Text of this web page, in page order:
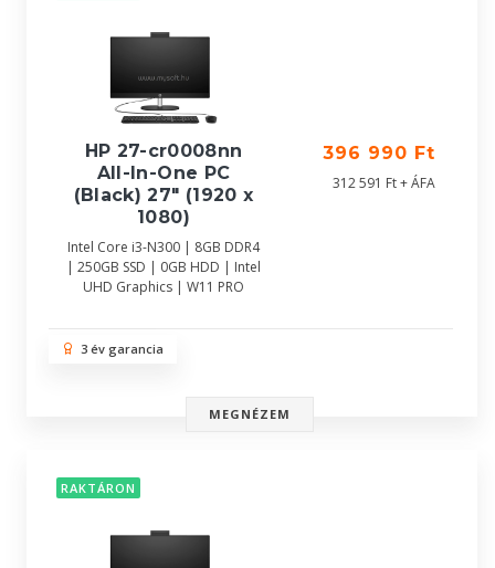
HP 27-cr0008nn
All-In-One PC
(Black) 27" (1920 x
1080)
Intel Core i3-N300 | 8GB DDR4
| 250GB SSD | 0GB HDD | Intel
UHD Graphics | W11 PRO
396 990 Ft
312 591 Ft + ÁFA
3 év garancia
MEGNÉZEM
RAKTÁRON